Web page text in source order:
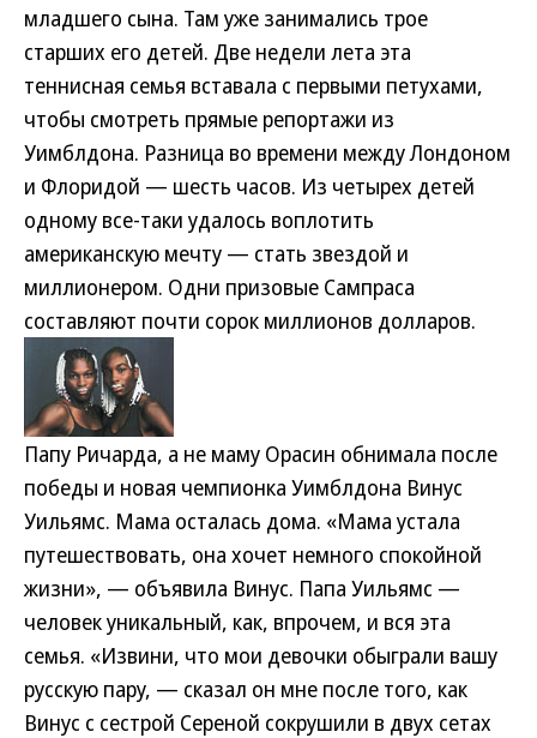
младшего сына. Там уже занимались трое
старших его детей. Две недели лета эта
теннисная семья вставала с первыми петухами,
чтобы смотреть прямые репортажи из
Уимблдона. Разница во времени между Лондоном
и Флоридой — шесть часов. Из четырех детей
одному все-таки удалось воплотить
американскую мечту — стать звездой и
миллионером. Одни призовые Сампраса
составляют почти сорок миллионов долларов.
Папу Ричарда, а не маму Орасин обнимала после
победы и новая чемпионка Уимблдона Винус
Уильямс. Мама осталась дома. «Мама устала
путешествовать, она хочет немного спокойной
жизни», — объявила Винус. Папа Уильямс —
человек уникальный, как, впрочем, и вся эта
семья. «Извини, что мои девочки обыграли вашу
русскую пару, — сказал он мне после того, как
Винус с сестрой Сереной сокрушили в двух сетах